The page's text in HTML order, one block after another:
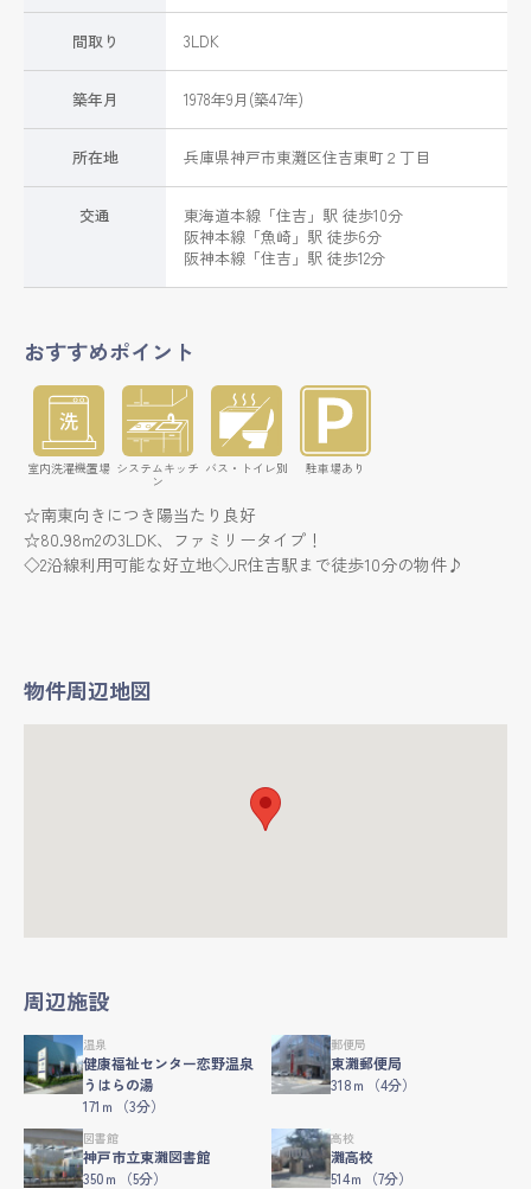
間取り 3LDK
築年月 1978年9月(築47年)
所在地 兵庫県神戸市東灘区住吉東町 ２丁目
交通 東海道本線 「住吉 」駅 徒歩10分
阪神本線 「魚崎 」駅 徒歩6分
阪神本線 「住吉 」駅 徒歩12分
おすすめポイント
室内洗濯機置場 システムキッチ
ン
バス・トイレ別 駐車場あり
☆南東向きにつき陽当たり良好
☆80.98m2の3LDK、ファミリータイプ！
◇2沿線利用可能な好立地◇JR住吉駅まで徒歩10分の物件♪
物件周辺地図
周辺施設
温泉
健康福祉センター恋野温泉
うはらの湯
171ｍ（3分）
郵便局
東灘郵便局
318ｍ（4分）
図書館
神戸市立東灘図書館
350ｍ（5分）
高校
灘高校
514ｍ（7分）